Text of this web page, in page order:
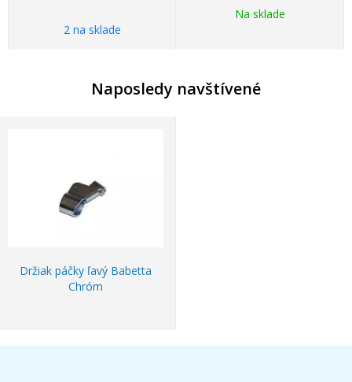
2 na sklade
Na sklade
Naposledy navštívené
Držiak páčky ľavý Babetta
Chróm